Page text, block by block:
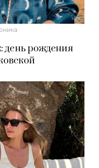
день рождения